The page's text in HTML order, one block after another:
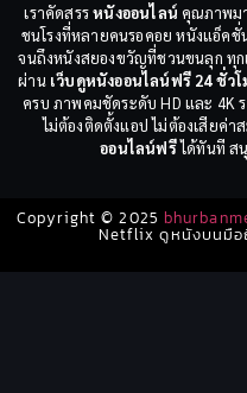
เราคัดสรรหนังออนไลน์ คุณภาพม
ชนโรงที่หลายคนรอคอย หนังแอ็คชั่
จนถึงหนังสยองขวัญที่ชวนขนลุก ทุก
ผ่าน เว็บดูหนังออนไลน์ฟรี 24 ชั่วโ
ครบ ภาพคมชัดระดับ HD และ 4K
ไม่ต้องติดตั้งแอป ไม่ต้องเสียค่า
ออนไลน์ฟรีได้ทันที ส
Copyright © 2025
Netflix ดูหนังบนมือ